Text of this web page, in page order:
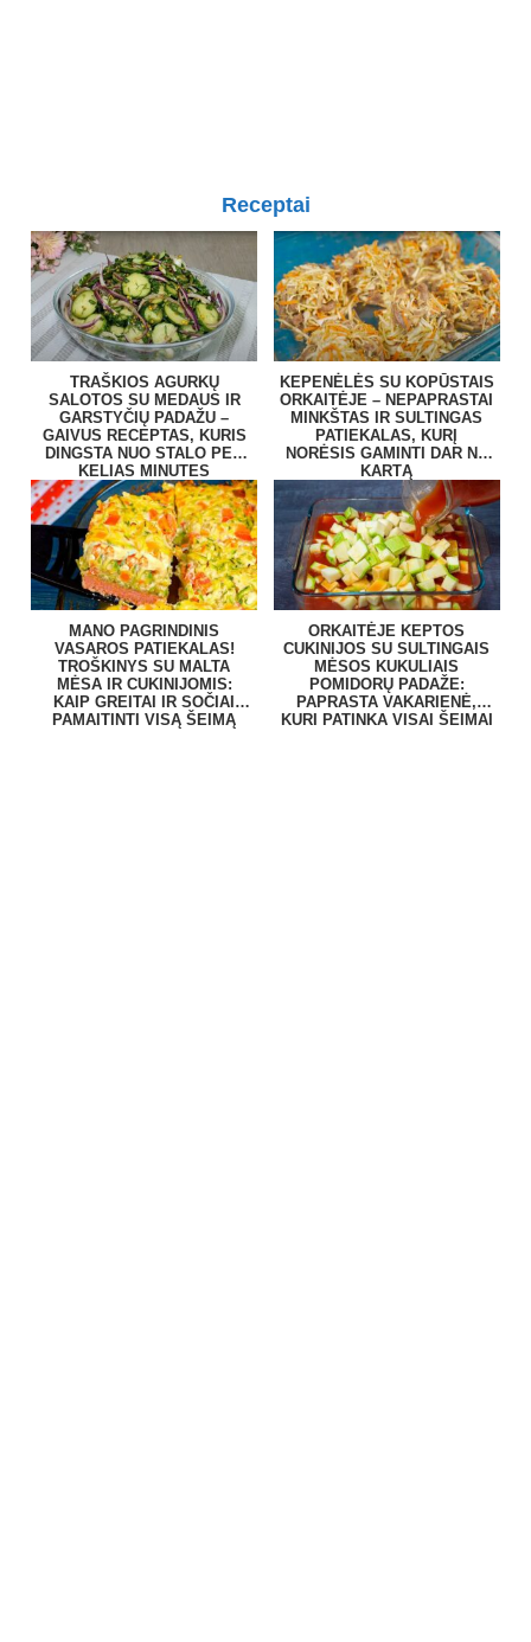
Receptai
TRAŠKIOS AGURKŲ
SALOTOS SU MEDAUS IR
GARSTYČIŲ PADAŽU –
GAIVUS RECEPTAS, KURIS
DINGSTA NUO STALO PER
KELIAS MINUTES
KEPENĖLĖS SU KOPŪSTAIS
ORKAITĖJE – NEPAPRASTAI
MINKŠTAS IR SULTINGAS
PATIEKALAS, KURĮ
NORĖSIS GAMINTI DAR NE
KARTĄ
MANO PAGRINDINIS
VASAROS PATIEKALAS!
TROŠKINYS SU MALTA
MĖSA IR CUKINIJOMIS:
KAIP GREITAI IR SOČIAI
PAMAITINTI VISĄ ŠEIMĄ
ORKAITĖJE KEPTOS
CUKINIJOS SU SULTINGAIS
MĖSOS KUKULIAIS
POMIDORŲ PADAŽE:
PAPRASTA VAKARIENĖ,
KURI PATINKA VISAI ŠEIMAI